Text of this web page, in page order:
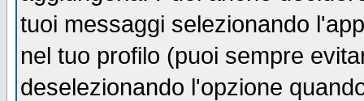
tuoi messaggi selezionando
nel tuo profilo (puoi sempre
deselezionando l'opzione